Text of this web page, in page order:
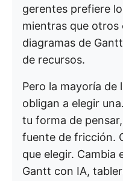
gerentes prefiere
mientras que otros
diagramas de
de recursos.
Pero la mayoría de
obligan a elegir
tu forma de
fuente de fricción.
que elegir. Cambia
Gantt con IA,